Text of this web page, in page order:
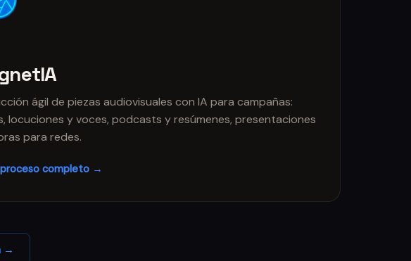
ágil de piezas audiovisuales con IA para campañas:
locuciones y voces, podcasts y resúmenes, presentaciones
para redes.
completo →
→